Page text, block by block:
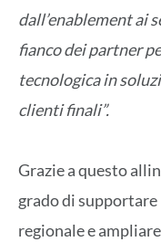
dall’enablement ai
fianco dei partner
tecnologica in
clienti finali”.
Grazie a questo
grado di
regionale e